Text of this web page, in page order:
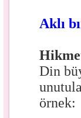
Aklı
Din
örnek: